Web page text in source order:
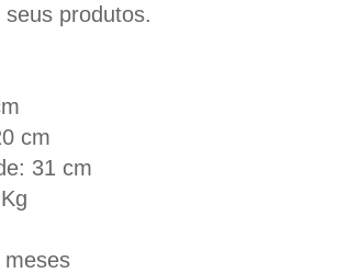
produtos.
cm
31 cm
meses